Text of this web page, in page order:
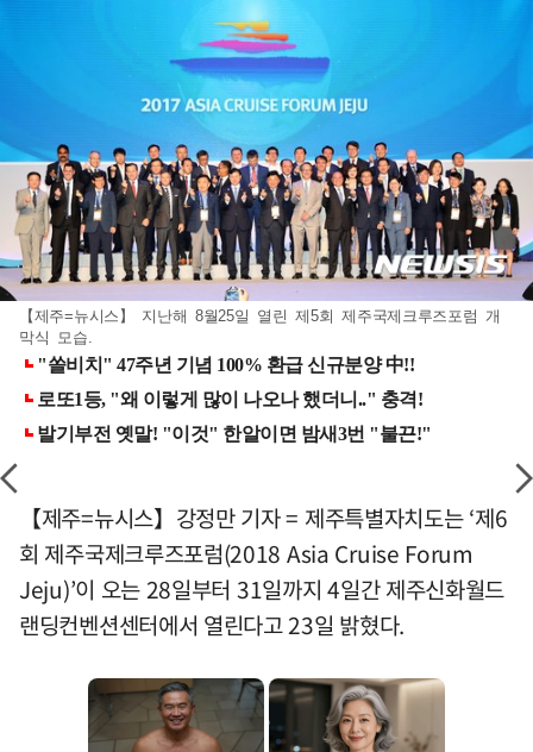
【제주=뉴시스】 지난해 8월25일 열린 제5회 제주국제크루즈포럼 개
막식 모습.
【제주=뉴시스】강정만 기자 = 제주특별자치도는 ‘제6
회 제주국제크루즈포럼(2018 Asia Cruise Forum
Jeju)’이 오는 28일부터 31일까지 4일간 제주신화월드
랜딩컨벤션센터에서 열린다고 23일 밝혔다.